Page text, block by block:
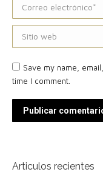
Correo electrónico *
Sitio web
Save my name,
time I comment.
Publicar
Articulos recientes